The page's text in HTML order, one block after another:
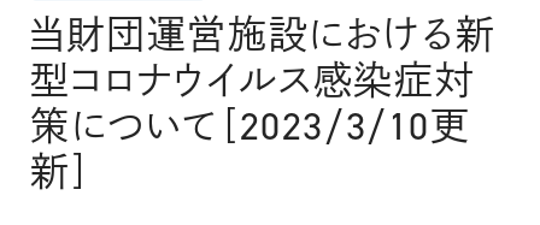
当財団運営施設における新
型コロナウイルス感染症対
策について［2023/3/10更
新］